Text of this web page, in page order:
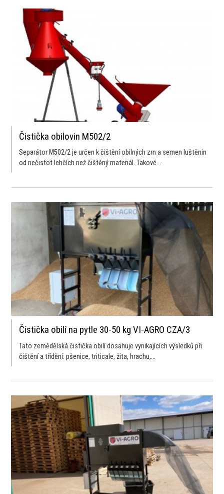
Čistička obilovin M502/2
Separátor M502/2 je určen k čištění obilných zrn a semen luštěnin
od nečistot lehčích než čištěný materiál. Takové...
Čistička obilí na pytle 30-50 kg VI-AGRO CZA/3
Tato zemědělská čistička obilí dosahuje vynikajících výsledků při
čištění a třídění: pšenice, triticale, žita, hrachu,...